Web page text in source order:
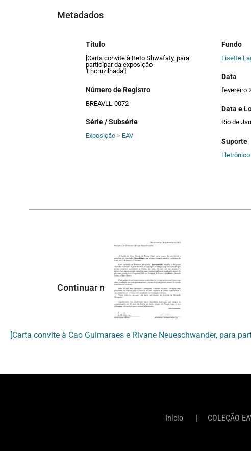
Metadados
Título
[Carta convite à Beto Shwafaty, para
participar da exposição
'Encruzilhada']
Número de Registro
BREAVLL-0072
Série / Subsérie
Exposição > EAV
Fundo
Lisette
Data
fevereiro
Data e
Rio de
Suporte
Eletrônico
Continuar navegando
Início COLEÇÃO